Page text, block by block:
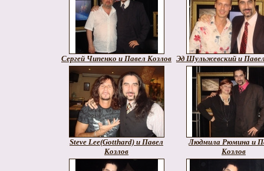
Сергей Чипенко и Павел Козлов Эд Шульжевский и
Steve Lee(Gotthard) и Павел
Козлов
Людмила Рюмина и
Козлов